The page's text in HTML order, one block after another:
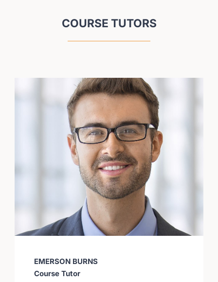
COURSE TUTORS
EMERSON BURNS
Course Tutor